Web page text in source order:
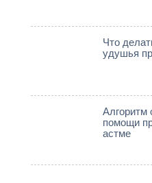
Что
удушья
Алгоритм
помощи
астме